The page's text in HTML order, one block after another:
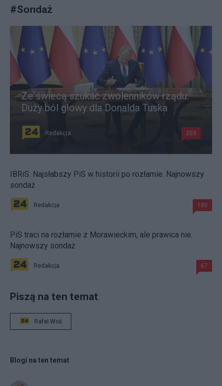
#Sondaż
Ze świecą szukać zwolenników rządu.
Duży ból głowy dla Donalda Tuska
Redakcja 203
IBRiS: Najsłabszy PiS w historii po rozłamie. Najnowszy
sondaż
Redakcja 180
PiS traci na rozłamie z Morawieckim, ale prawica nie.
Najnowszy sondaż
Redakcja 67
Piszą na ten temat
Rafał Woś
Blogi na ten temat